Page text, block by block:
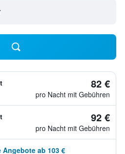
82 €
pro Nacht mit Gebühren
92 €
pro Nacht mit Gebühren
Angebote ab 103 €